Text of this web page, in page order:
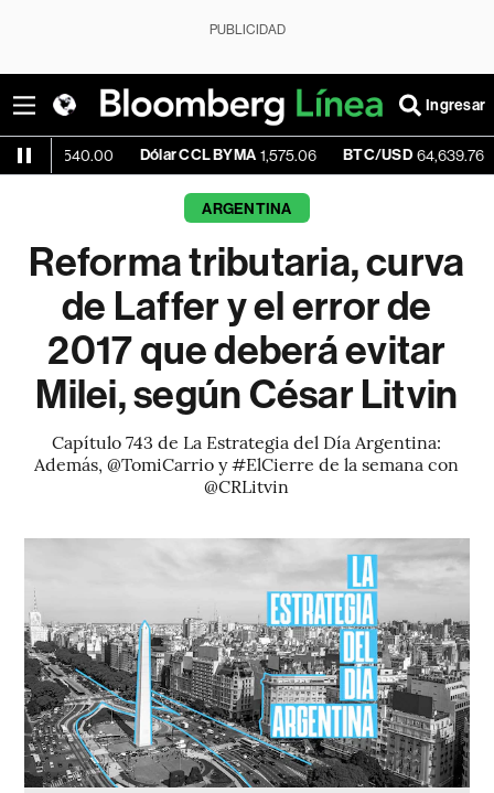
PUBLICIDAD
Ingresar
Dólar CCL BYMA 1,575.06 BTC/USD 64,639.76 -0.23%
ARGENTINA
Reforma tributaria, curva
de Laffer y el error de
2017 que deberá evitar
Milei, según César Litvin
Capítulo 743 de La Estrategia del Día Argentina:
Además, @TomiCarrio y #ElCierre de la semana con
@CRLitvin